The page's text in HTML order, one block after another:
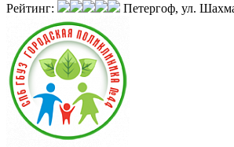
Рейтинг: Петергоф, ул.